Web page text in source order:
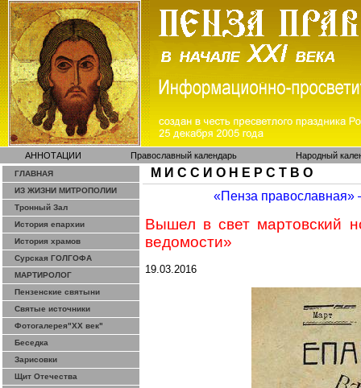
АННОТАЦИИ Православный календарь Народный
ГЛАВНАЯ
ИЗ ЖИЗНИ МИТРОПОЛИИ
Тронный Зал
История епархии
История храмов
Сурская ГОЛГОФА
МАРТИРОЛОГ
Пензенские святыни
Святые источники
Фотогалерея"ХХ век"
Беседка
Зарисовки
Щит Отечества
М И С С И О Н Е Р С Т В О
«Пенза православная»
Вышел в свет мартовский
ведомости»
19.03.2016